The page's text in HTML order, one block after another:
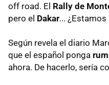
off road. El Rally de
pero el Dakar...
Según revela el diario
que el español ponga
ahora. De hacerlo, sería